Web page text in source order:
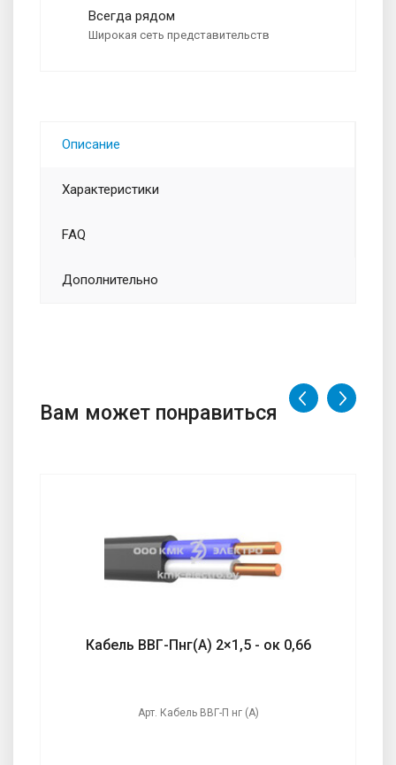
Всегда рядом
Широкая сеть представительств
Описание
Характеристики
FAQ
Дополнительно
Вам может понравиться
Кабель ВВГ-Пнг(А) 2×1,5 - ок 0,66
Арт. Кабель ВВГ-П нг (А)